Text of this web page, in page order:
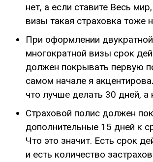
нет, а если ставите Весь
визы такая страховка тоже
При оформлении
многократной визы срок
должен покрывать первую
самом начале я
что лучше делать 30 дней, а
Страховой полис должен
дополнительные 15 дней к
Что это значит. Есть срок
и есть количество